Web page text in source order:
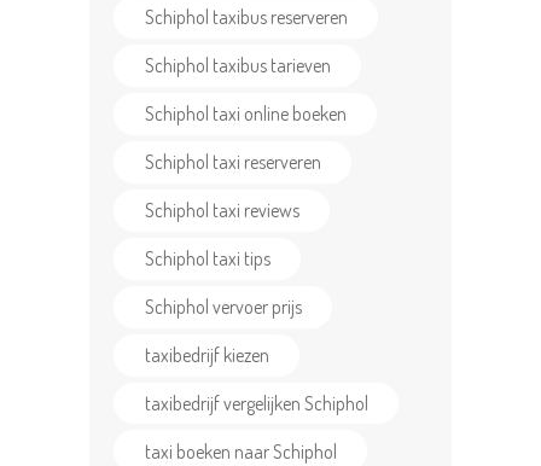
Schiphol taxibus reserveren
Schiphol taxibus tarieven
Schiphol taxi online boeken
Schiphol taxi reserveren
Schiphol taxi reviews
Schiphol taxi tips
Schiphol vervoer prijs
taxibedrijf kiezen
taxibedrijf vergelijken Schiphol
taxi boeken naar Schiphol